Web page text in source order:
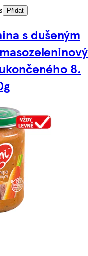
Přidat
s dušeným
8.